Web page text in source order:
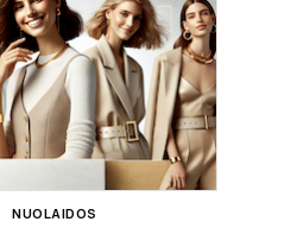
NUOLAIDOS